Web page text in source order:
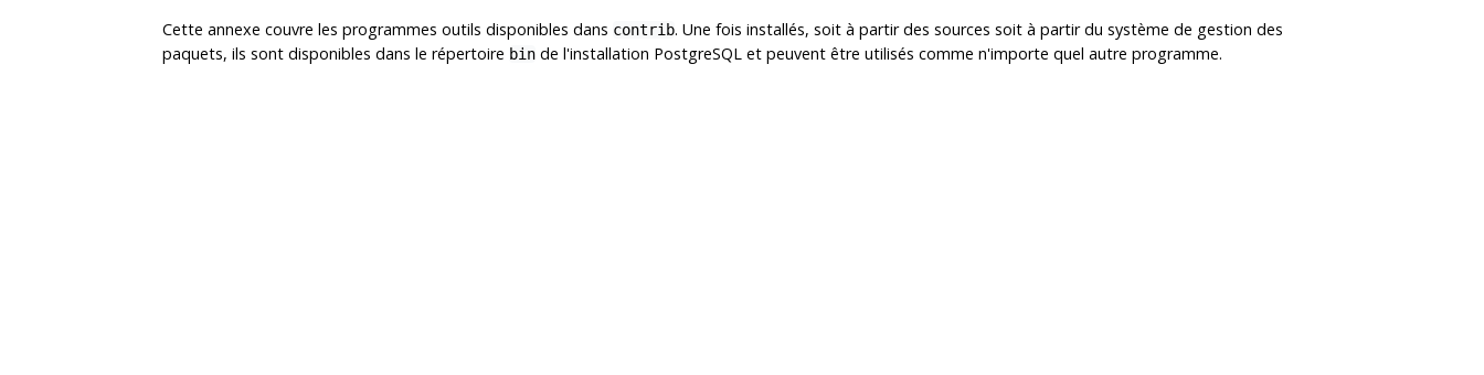
Cette annexe couvre les programmes outils disponibles dans contrib. Une fois installés, soit à partir des sources soit à partir du système de gestion des
paquets, ils sont disponibles dans le répertoire bin de l'installation PostgreSQL et peuvent être utilisés comme n'importe quel autre programme.